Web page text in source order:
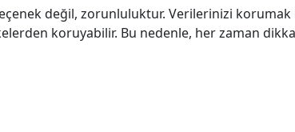
değil, zorunluluktur. Verilerinizi korumak
koruyabilir. Bu nedenle, her zaman